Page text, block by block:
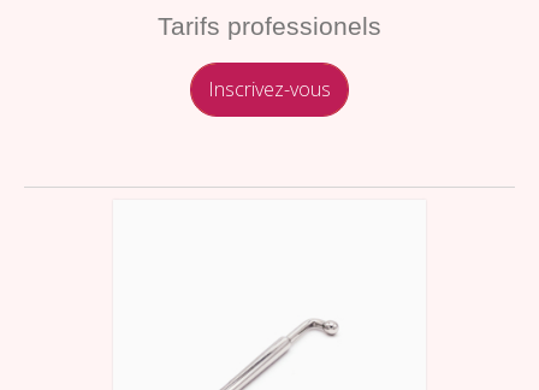
Tarifs professionels
Inscrivez-vous